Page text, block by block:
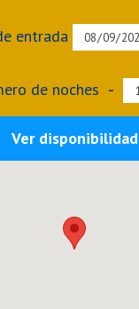
entrada
de noches -
Ver disponibilidad